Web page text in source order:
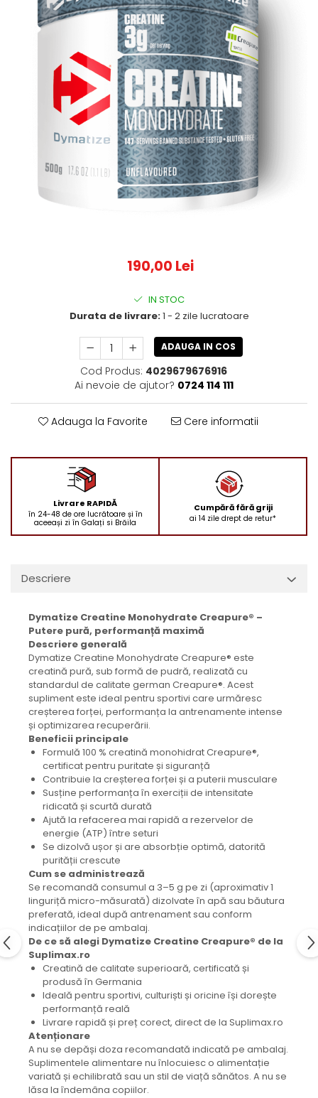
190,00 Lei
IN STOC
Durata de livrare:1 - 2 zile lucratoare
ADAUGA IN COS
Cod Produs: 4029679676916
Ai nevoie de ajutor? 0724 114 111
Adauga la Favorite Cere informatii
Livrare RAPIDĂ
în 24-48 de ore lucrătoare și în
aceeași zi în Galați si Brăila
Cumpără fără griji
ai 14 zile drept de retur*
Descriere
Dymatize Creatine Monohydrate Creapure® –
Putere pură, performanță maximă
Descriere generală
Dymatize Creatine Monohydrate Creapure® este
creatină pură, sub formă de pudră, realizată cu
standardul de calitate german Creapure®. Acest
supliment este ideal pentru sportivi care urmăresc
creșterea forței, performanța la antrenamente intense
și optimizarea recuperării.
Beneficii principale
Formulă 100 % creatină monohidrat Creapure®,
certificat pentru puritate și siguranță
Contribuie la creșterea forței și a puterii musculare
Susține performanța în exerciții de intensitate
ridicată și scurtă durată
Ajută la refacerea mai rapidă a rezervelor de
energie (ATP) între seturi
Se dizolvă ușor și are absorbție optimă, datorită
purității crescute
Cum se administrează
Se recomandă consumul a 3–5 g pe zi (aproximativ 1
linguriță micro-măsurată) dizolvate în apă sau băutura
preferată, ideal după antrenament sau conform
indicațiilor de pe ambalaj.
De ce să alegi Dymatize Creatine Creapure® de la
Suplimax.ro
Creatină de calitate superioară, certificată și
produsă în Germania
Ideală pentru sportivi, culturiști și oricine își dorește
performanță reală
Livrare rapidă și preț corect, direct de la Suplimax.ro
Atenționare
A nu se depăși doza recomandată indicată pe ambalaj.
Suplimentele alimentare nu înlocuiesc o alimentație
variată și echilibrată sau un stil de viață sănătos. A nu se
lăsa la îndemâna copiilor.